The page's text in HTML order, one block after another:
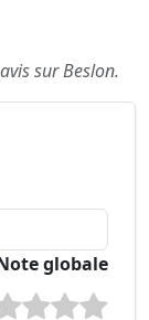
sur Beslon.
globale